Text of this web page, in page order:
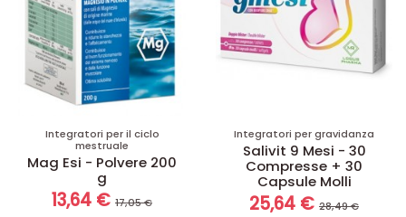
Integratori per il ciclo
mestruale
Mag Esi - Polvere 200
g
13,64 € 17,05 €
Integratori per gravidanza
Salivit 9 Mesi - 30
Compresse + 30
Capsule Molli
25,64 € 28,49 €